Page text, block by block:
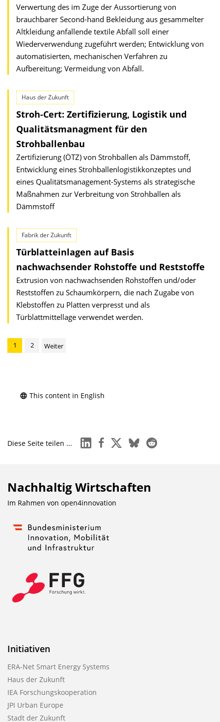
Verwertung des im Zuge der Aussortierung von
brauchbarer Second-hand Bekleidung aus gesammelter
Altkleidung anfallende textile Abfall soll einer
Wiederverwendung zugeführt werden; Entwicklung von
automatisierten, mechanischen Verfahren zu
Aufbereitung; Vermeidung von Abfall.
Haus der Zukunft
Stroh-Cert: Zertifizierung, Logistik und
Qualitätsmanagment für den
Strohballenbau
Zertifizierung (ÖTZ) von Strohballen als Dämmstoff,
Entwicklung eines Strohballenlogistikkonzeptes und
eines Qualitätsmanagement-Systems als strategische
Maßnahmen zur Verbreitung von Strohballen als
Dämmstoff
Fabrik der Zukunft
Türblatteinlagen auf Basis
nachwachsender Rohstoffe und Reststoffe
Extrusion von nachwachsenden Rohstoffen und/oder
Reststoffen zu Schaumkörpern, die nach Zugabe von
Klebstoffen zu Platten verpresst und als
Türblattmittellage verwendet werden.
1 2 Weiter
This content in English
Diese Seite teilen ... linkedinfacebook
x blueskyreddit
Nachhaltig Wirtschaften
Im Rahmen von open4innovation
Initiativen
ERA-Net Smart Energy Systems
Haus der Zukunft
IEA Forschungskooperation
JPI Urban Europe
Stadt der Zukunft